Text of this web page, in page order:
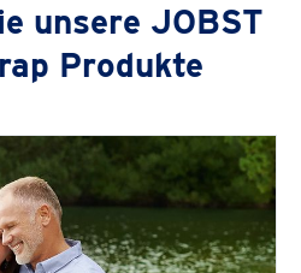
Produkte
anzeigen
unsere JOBST
Produkte